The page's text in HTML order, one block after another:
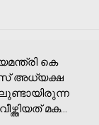
കെ
അധ്യക്ഷ
മക...